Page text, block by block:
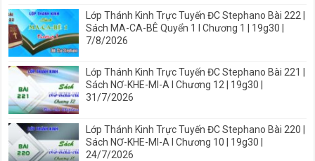
Lớp Thánh Kinh Trực Tuyến ĐC Stephano Bài 222 |
Sách MA-CA-BÊ Quyển 1 I Chương 1 | 19g30 |
7/8/2026
Lớp Thánh Kinh Trực Tuyến ĐC Stephano Bài 221 |
Sách NƠ-KHE-MI-A I Chương 12 | 19g30 |
31/7/2026
Lớp Thánh Kinh Trực Tuyến ĐC Stephano Bài 220 |
Sách NƠ-KHE-MI-A I Chương 10 | 19g30 |
24/7/2026